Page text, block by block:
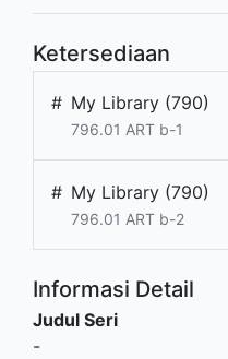
Ketersediaan
# My Library (790)
796.01 ART b-1
# My Library (790)
796.01 ART b-2
Informasi Detail
Judul Seri
-